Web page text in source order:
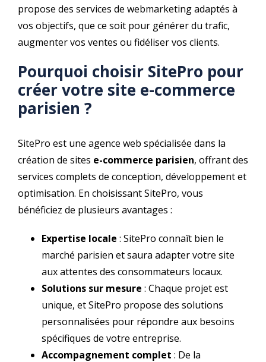
propose des services de webmarketing adaptés à
vos objectifs, que ce soit pour générer du trafic,
augmenter vos ventes ou fidéliser vos clients.
Pourquoi choisir SitePro pour
créer votre site e-commerce
parisien ?
SitePro est une agence web spécialisée dans la
création de sites e-commerce parisien, offrant des
services complets de conception, développement et
optimisation. En choisissant SitePro, vous
bénéficiez de plusieurs avantages :
Expertise locale : SitePro connaît bien le
marché parisien et saura adapter votre site
aux attentes des consommateurs locaux.
Solutions sur mesure : Chaque projet est
unique, et SitePro propose des solutions
personnalisées pour répondre aux besoins
spécifiques de votre entreprise.
Accompagnement complet : De la